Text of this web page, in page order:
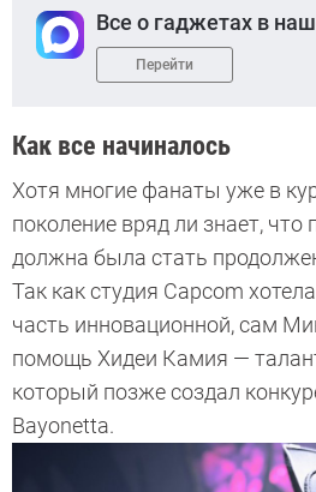
Все о гаджетах в
Перейти
Как все начиналось
Хотя многие фанаты уже в
поколение вряд ли знает, что
должна была стать
Так как студия Capcom
часть инновационной, сам
помощь Хидеи Камия —
который позже создал
Bayonetta.